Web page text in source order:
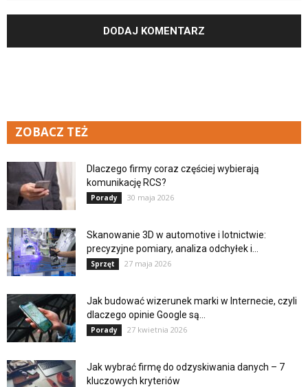
ZOBACZ TEŻ
Dlaczego firmy coraz częściej wybierają
komunikację RCS?
Porady 30 maja 2026
Skanowanie 3D w automotive i lotnictwie:
precyzyjne pomiary, analiza odchyłek i...
Sprzęt 27 maja 2026
Jak budować wizerunek marki w Internecie, czyli
dlaczego opinie Google są...
Porady 27 kwietnia 2026
Jak wybrać firmę do odzyskiwania danych – 7
kluczowych kryteriów